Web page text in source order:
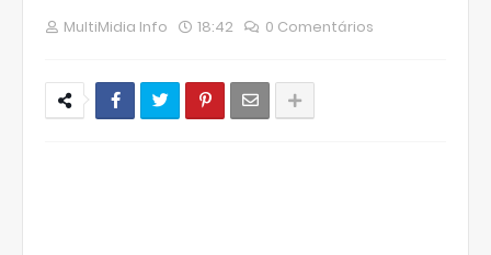
MultiMidia Info 18:42 0 Comentários